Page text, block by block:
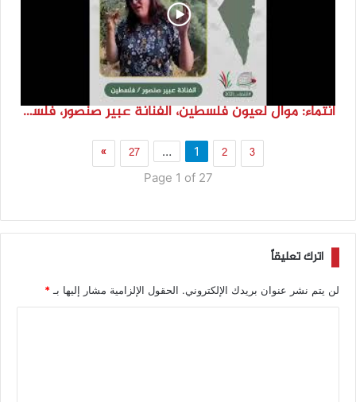
انتماء: موال لعيون فلسطين، الفنانة عبير صنصور، فلسطين
1 2 3
…
27
»
Page 1 of 27
اترك تعليقاً
لن يتم نشر عنوان بريدك الإلكتروني. الحقول الإلزامية مشار إليها بـ *